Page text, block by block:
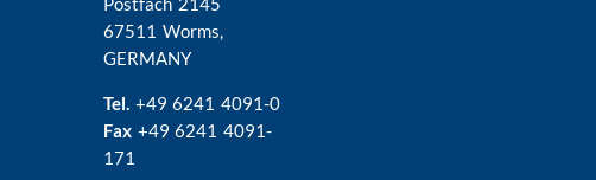
67511 Worms,
GERMANY
Tel. +49 6241 4091-0
Fax +49 6241 4091-
171